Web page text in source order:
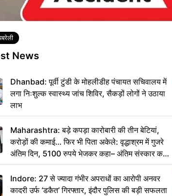
News
Dhanbad: पूर्वी टुंडी के मोहलीडीह पंचायत सचिवालय में
लगा निःशुल्क स्वास्थ्य जांच शिविर, सैकड़ों लोगों ने उठाया
लाभ
Maharashtra: बड़े कपड़ा कारोबारी की तीन बेटियां,
करोड़ों की कमाई… फिर भी पिता अकेले: वृद्धाश्रम में गुजरे
अंतिम दिन, 5100 रुपये भेजकर कहा– अंतिम संस्कार कर
दीजिए हम नहीं आ पाएंगे
Indore: 27 से ज्यादा गंभीर अपराधों का आरोपी अनवर
कादरी उर्फ ‘डकैत’ गिरफ्तार, इंदौर पुलिस की बड़ी सफलता